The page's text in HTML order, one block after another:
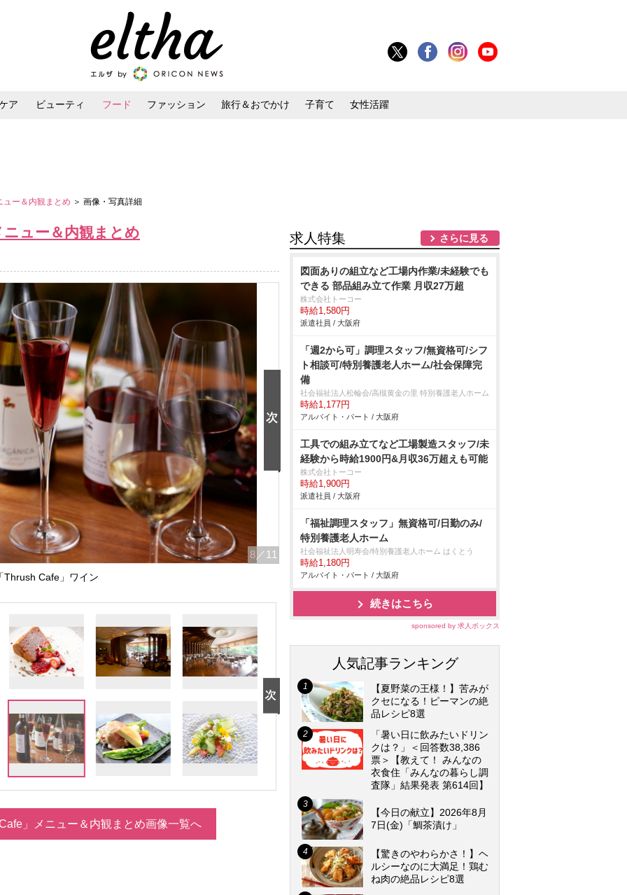
ア ビューティ フード ファッション 旅行＆おでかけ 子育て 女性活躍
ー＆内観まとめ ＞ 画像・写真詳細
ュー＆内観まとめ
8 ／11
Thrush Cafe」ワイン
」メニュー＆内観まとめ画像一覧へ
求人特集 さらに見る
図面ありの組立など工場内作業/未経験でも
できる 部品組み立て作業 月収27万超
株式会社トーコー
時給1,580円
派遣社員 / 大阪府
「週2から可」調理スタッフ/無資格可/シフ
ト相談可/特別養護老人ホーム/社会保障完
備
社会福祉法人松輪会/高槻黄金の里 特別養護老人ホーム
時給1,177円
アルバイト・パート / 大阪府
工具での組み立てなど工場製造スタッフ/未
経験から時給1900円&月収36万超えも可能
株式会社トーコー
時給1,900円
派遣社員 / 大阪府
「福祉調理スタッフ」無資格可/日勤のみ/
特別養護老人ホーム
社会福祉法人明寿会/特別養護老人ホーム はくとう
時給1,180円
アルバイト・パート / 大阪府
続きはこちら
sponsored by 求人ボックス
人気記事ランキング
【夏野菜の王様！】苦みが
クセになる！ピーマンの絶
品レシピ8選
「暑い日に飲みたいドリン
クは？」＜回答数38,386
票＞【教えて！ みんなの
衣食住「みんなの暮らし調
査隊」結果発表 第614回】
【今日の献立】2026年8月
7日(金)「鯛茶漬け」
【驚きのやわらかさ！】ヘ
ルシーなのに大満足！鶏む
ね肉の絶品レシピ8選